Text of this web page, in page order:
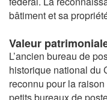
bâtiment et sa
Valeur
L’ancien bureau de
historique national du
reconnu pour la